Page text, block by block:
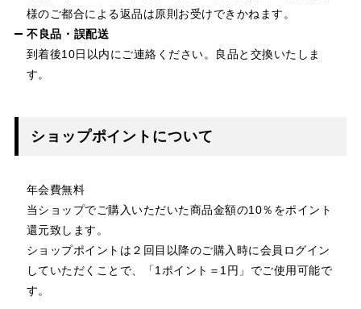
様のご都合による返品は原則お受けできかねます。
不良品・誤配送
到着後10日以内にご連絡ください。良品と交換いたしま
す。
ショップポイントについて
年会費無料
当ショップでご購入いただいた商品金額の10％をポイント
還元致します。
ショップポイントは２回目以降のご購入時に会員ログイン
していただくことで、「1ポイント＝1円」でご使用可能で
す。